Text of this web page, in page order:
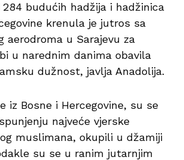
284 budućih hadžija i hadžinica
krenula je jutros sa
aerodroma u Sarajevu za
u narednim danima obavila
dužnost, javlja Anadolija.
iz Bosne i Hercegovine, su se
najveće vjerske
muslimana, okupili u džamiji
su se u ranim jutarnjim